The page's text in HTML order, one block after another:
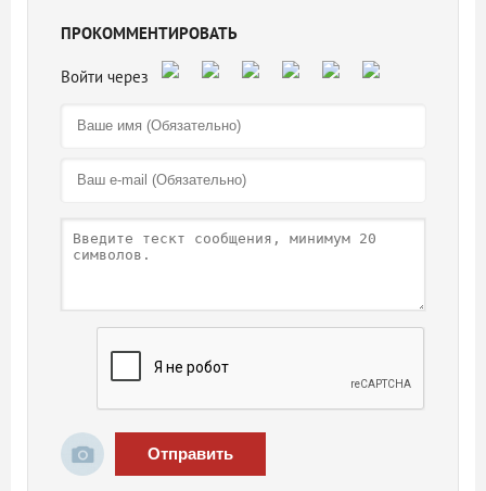
ПРОКОММЕНТИРОВАТЬ
Отправить